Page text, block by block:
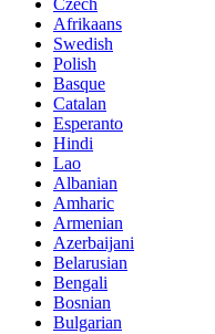
Czech
Afrikaans
Swedish
Polish
Basque
Catalan
Esperanto
Hindi
Lao
Albanian
Amharic
Armenian
Azerbaijani
Belarusian
Bengali
Bosnian
Bulgarian